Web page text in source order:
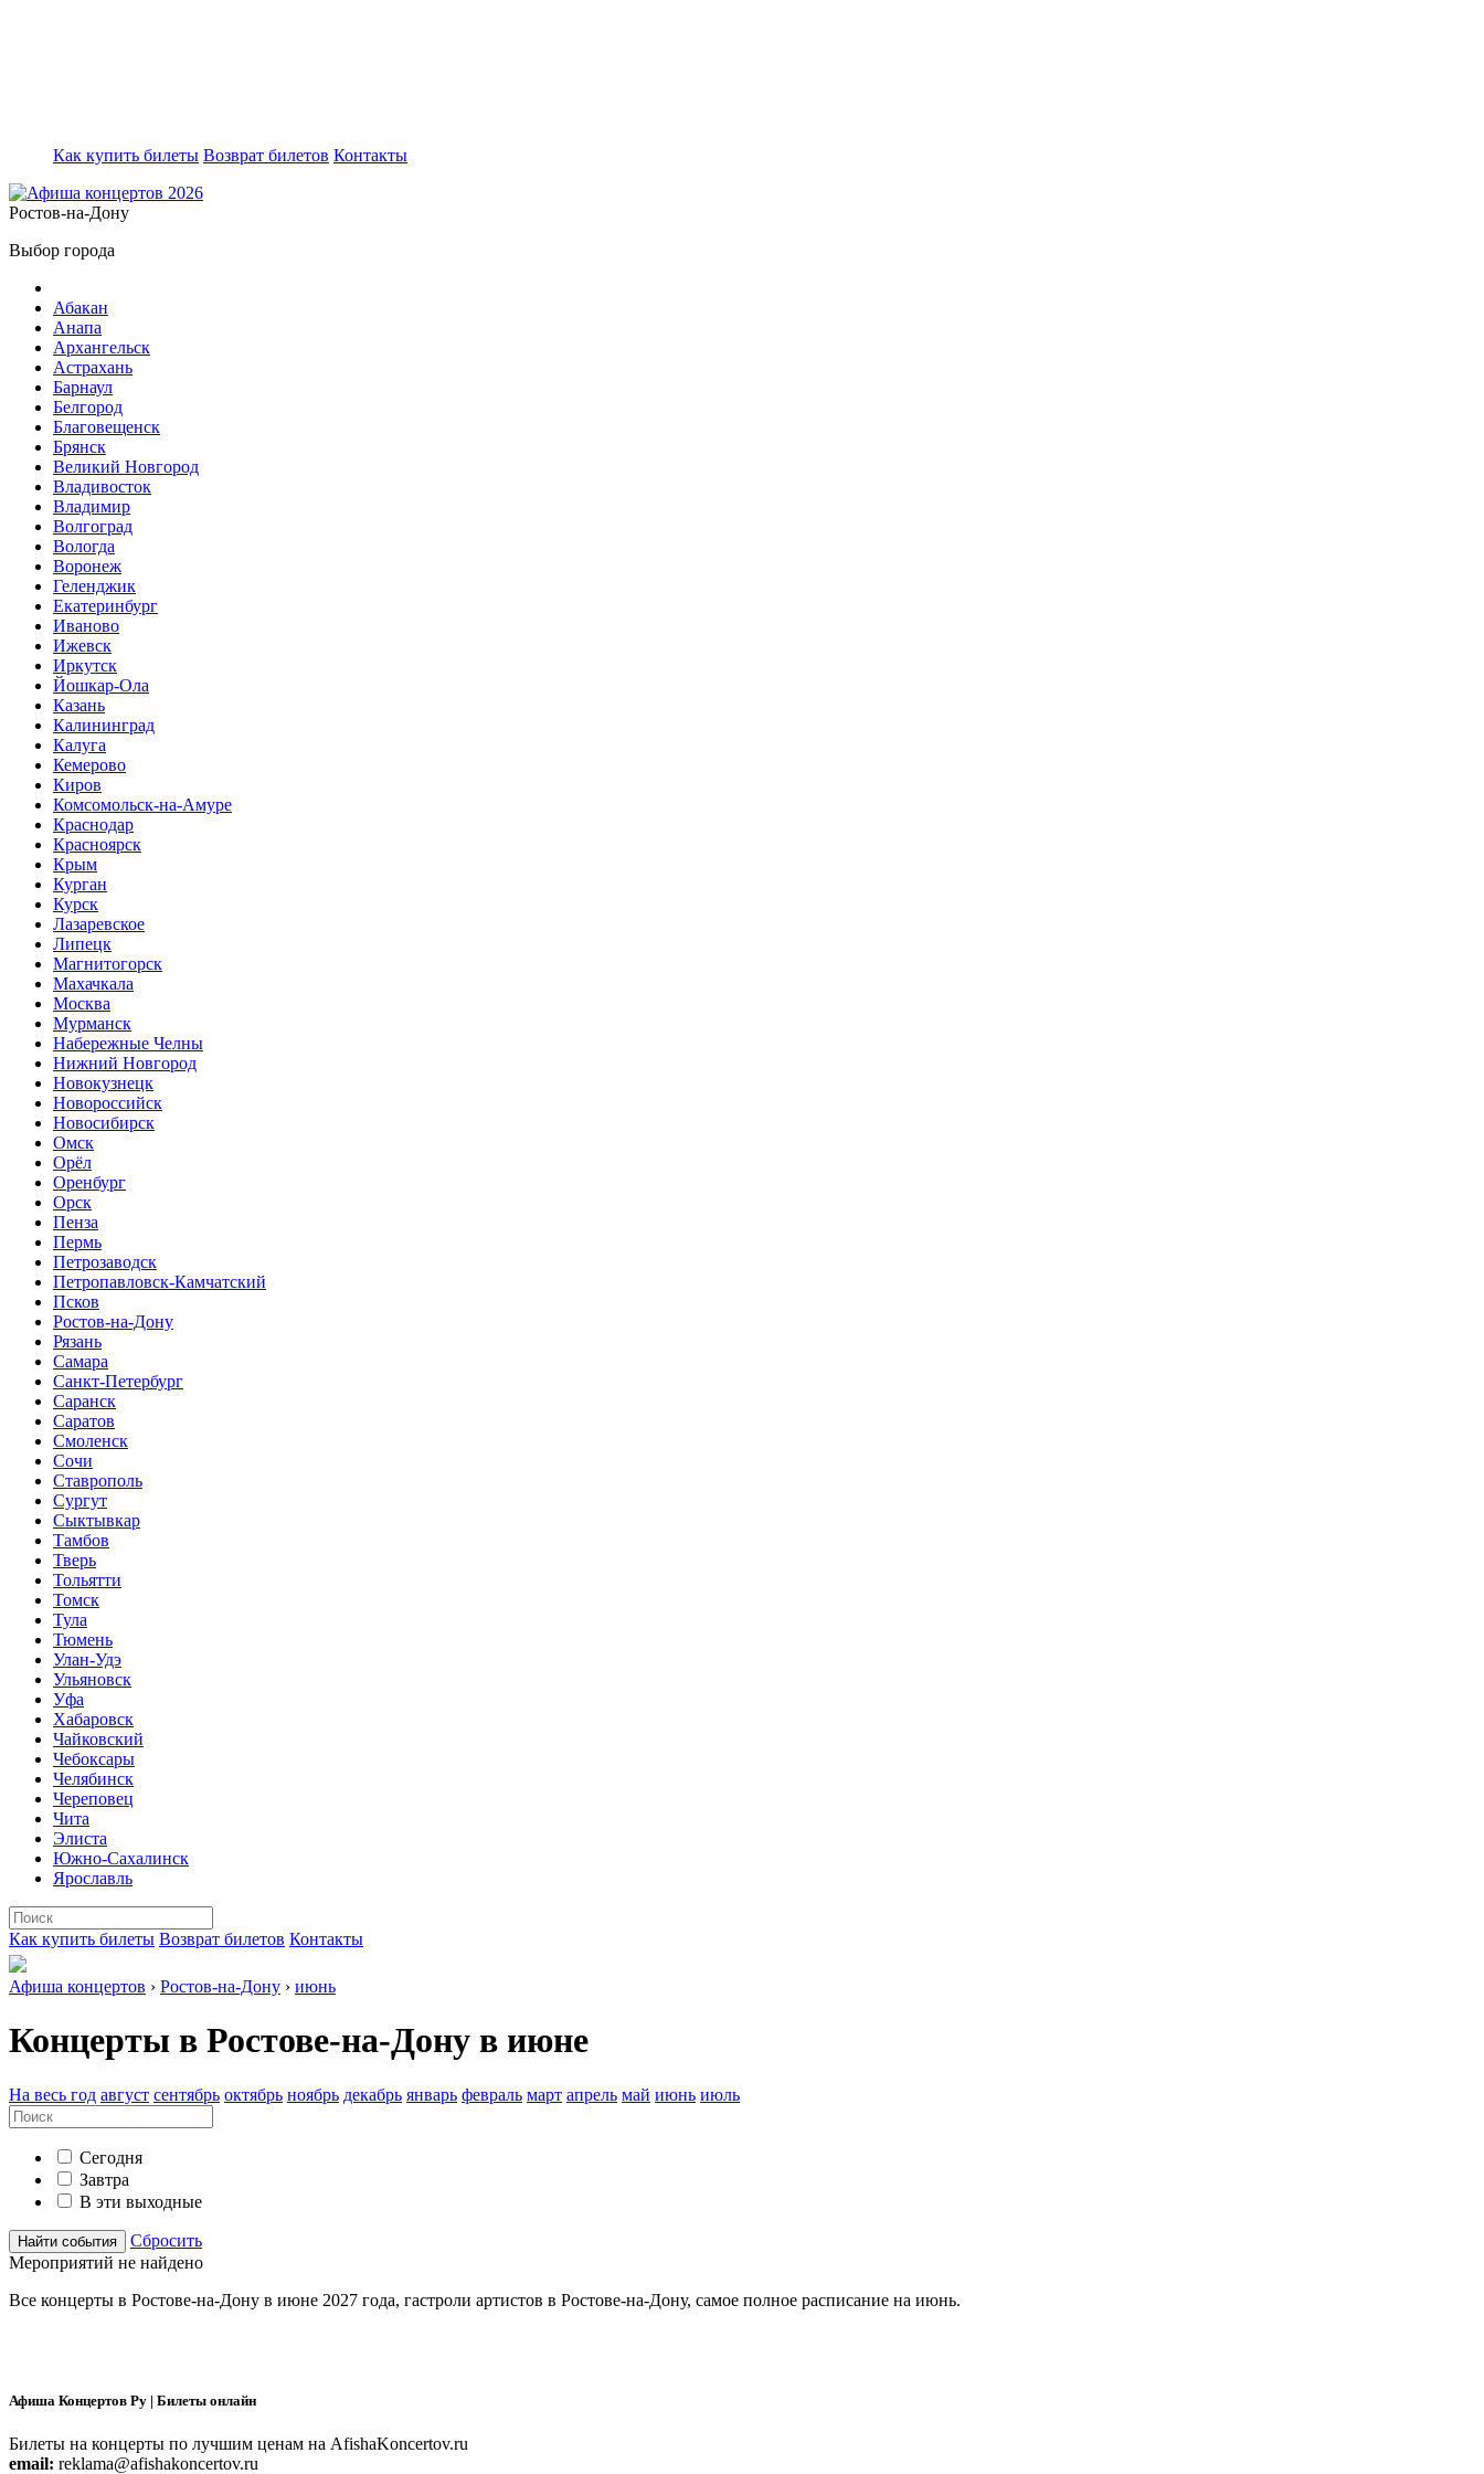
Как купить билеты Возврат билетов Контакты
Ростов-на-Дону
Выбор города
Абакан
Анапа
Архангельск
Астрахань
Барнаул
Белгород
Благовещенск
Брянск
Великий Новгород
Владивосток
Владимир
Волгоград
Вологда
Воронеж
Геленджик
Екатеринбург
Иваново
Ижевск
Иркутск
Йошкар-Ола
Казань
Калининград
Калуга
Кемерово
Киров
Комсомольск-на-Амуре
Краснодар
Красноярск
Крым
Курган
Курск
Лазаревское
Липецк
Магнитогорск
Махачкала
Москва
Мурманск
Набережные Челны
Нижний Новгород
Новокузнецк
Новороссийск
Новосибирск
Омск
Орёл
Оренбург
Орск
Пенза
Пермь
Петрозаводск
Петропавловск-Камчатский
Псков
Ростов-на-Дону
Рязань
Самара
Санкт-Петербург
Саранск
Саратов
Смоленск
Сочи
Ставрополь
Сургут
Сыктывкар
Тамбов
Тверь
Тольятти
Томск
Тула
Тюмень
Улан-Удэ
Ульяновск
Уфа
Хабаровск
Чайковский
Чебоксары
Челябинск
Череповец
Чита
Элиста
Южно-Сахалинск
Ярославль
Как купить билеты Возврат билетов Контакты
Афиша концертов › Ростов-на-Дону › июнь
Концерты в Ростове-на-Дону в июне
На весь год август сентябрь октябрь ноябрь декабрь январь февраль март апрель май июнь июль
Сегодня
Завтра
В эти выходные
Найти события
Сбросить
Мероприятий не найдено
Все концерты в Ростове-на-Дону в июне 2027 года, гастроли артистов в Ростове-на-Дону, самое полное расписание на июнь.
Афиша Концертов Ру | Билеты онлайн
Билеты на концерты по лучшим ценам на AfishaKoncertov.ru
email: reklama@afishakoncertov.ru